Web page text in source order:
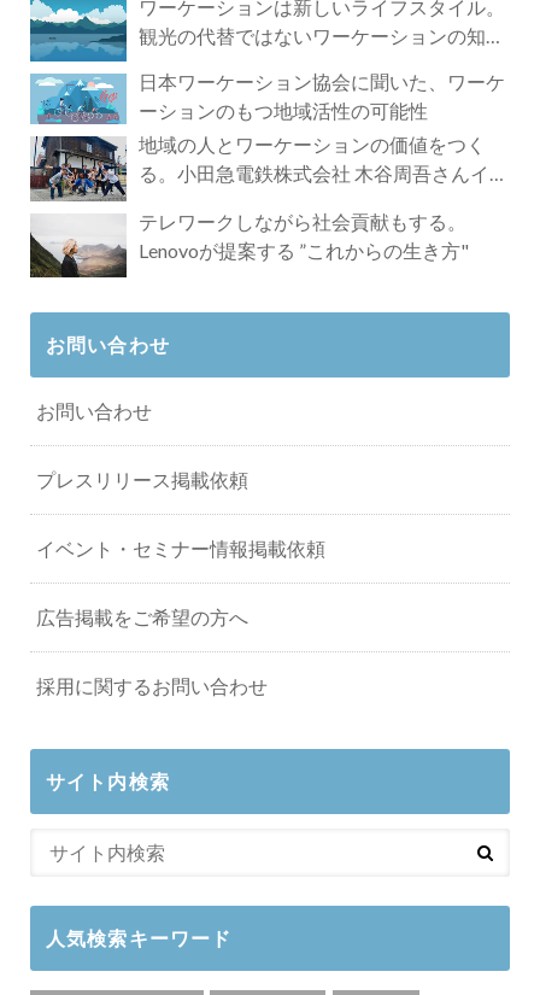
ワーケーションは新しいライフスタイル。
観光の代替ではないワーケーションの知ら
日本ワーケーション協会に聞いた、ワーケ
ーションのもつ地域活性の可能性
地域の人とワーケーションの価値をつく
る。小田急電鉄株式会社 木谷周吾さんイン
テレワークしながら社会貢献もする。
Lenovoが提案する ”これからの生き方"
お問い合わせ
お問い合わせ
プレスリリース掲載依頼
イベント・セミナー情報掲載依頼
広告掲載をご希望の方へ
採用に関するお問い合わせ
サイト内検索
人気検索キーワード